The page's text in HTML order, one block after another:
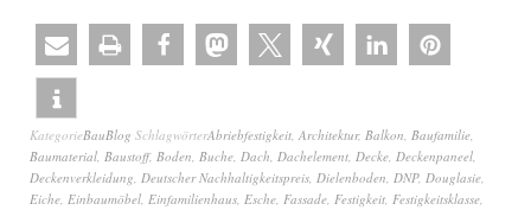
KategorieBauBlog SchlagwörterAbriebfestigkeit, Architektur, Balkon, Baufamilie,
Baumaterial, Baustoff, Boden, Buche, Dach, Dachelement, Decke, Deckenpaneel,
Deckenverkleidung, Deutscher Nachhaltigkeitspreis, Dielenboden, DNP, Douglasie,
Eiche, Einbaumöbel, Einfamilienhaus, Esche, Fassade, Festigkeit, Festigkeitsklasse,